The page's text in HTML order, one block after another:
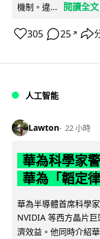
機制。違...
閱讀全文
305 25 ↗
人工智能
Lawton 22 小時
華為科學家
華為「韜定
華為半導體首席科學
NVIDIA 等西方晶片
濟效益。他同時介紹